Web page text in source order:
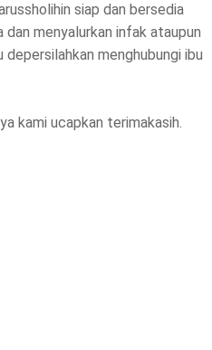
siap dan bersedia
menyalurkan infak ataupun
menghubungi ibu
kami ucapkan terimakasih.